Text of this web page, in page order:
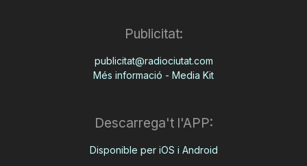
Publicitat:
publicitat@radiociutat.com
Més informació - Media Kit
Descarrega't l'APP:
Disponible per iOS i Android